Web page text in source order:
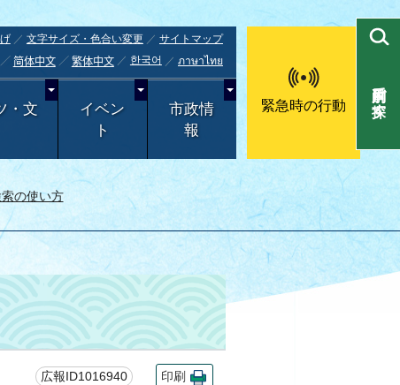
文字サイズ・色合い変更
サイトマップ
简体中文 繁体中文 한국어 ภาษาไทย
・文
イベン
ト
市政情
報
緊急時の行動
の使い方
目的別で探す
広報ID1016940 印刷